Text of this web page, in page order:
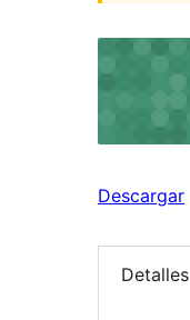
Descargar
Detalles